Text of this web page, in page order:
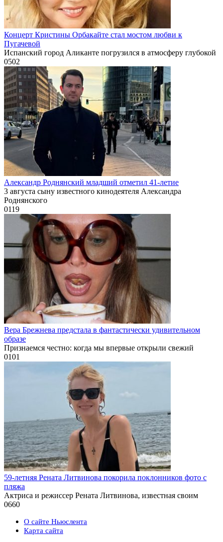
Концерт Кристины Орбакайте стал мостом любви к
Пугачевой
Испанский город Аликанте погрузился в атмосферу глубокой
0502
Александр Роднянский младший отметил 41-летие
3 августа сыну известного кинодеятеля Александра
Роднянского
0119
Вера Брежнева предстала в фантастически удивительном
образе
Признаемся честно: когда мы впервые открыли свежий
0101
59-летняя Рената Литвинова покорила поклонников фото с
пляжа
Актриса и режиссер Рената Литвинова, известная своим
0660
О сайте Ньюслента
Карта сайта